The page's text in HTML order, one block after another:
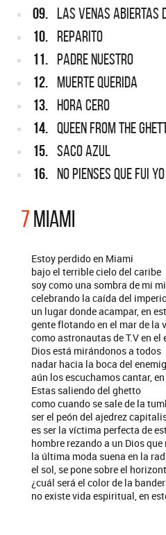
09. LAS VENAS ABIERTAS
10. REPARITO
11. PADRE NUESTRO
12. MUERTE QUERIDA
13. HORA CERO
14. QUEEN FROM THE
15. SACO AZUL
16. NO PIENSES QUE FUI YO
7MIAMI
Estoy perdido en Miami
bajo el terrible cielo del caribe
soy como una sombra de mi
celebrando la caída del
un lugar donde acampar, en
gente flotando en el mar de la
como astronautas de T.V en el
Dios está mirándonos a todos
nadar hacia la boca del
aún los escuchamos cantar,
Estas saliendo del ghetto
como cuando se sale de la
ser el peón del ajedrez
es ser la víctima perfecta de
hombre rezando a un Dios que
la última moda suena en la
el sol, se pone sobre el
¿cuál será el color de la
no existe vida espiritual, en